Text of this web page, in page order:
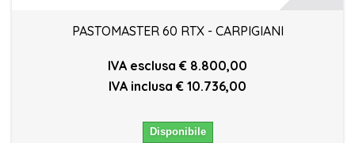
PASTOMASTER 60 RTX - CARPIGIANI
IVA esclusa € 8.800,00
IVA inclusa € 10.736,00
Disponibile